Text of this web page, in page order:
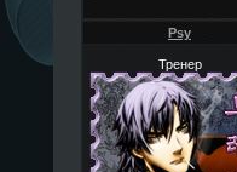
Psy
Тренер